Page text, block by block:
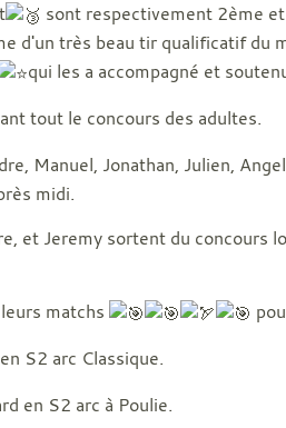
sont respectivement 2ème
d'un très beau tir qualificatif du
qui les a accompagné et
tout le concours des adultes.
Manuel, Jonathan, Julien,
midi.
et Jeremy sortent du
matchs
S2 arc Classique.
en S2 arc à Poulie.